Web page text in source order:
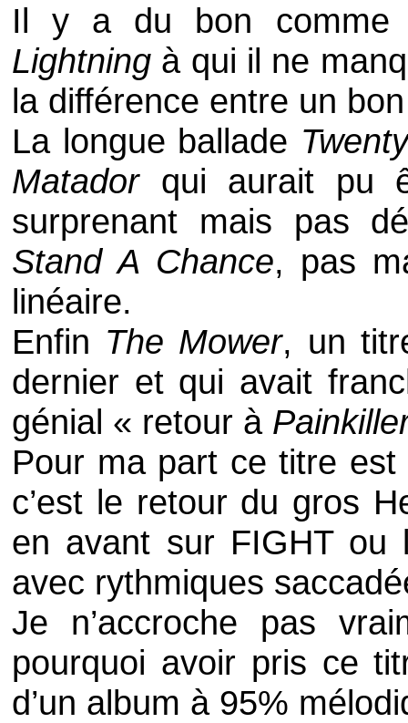
Il y a du bon
Lightning à qui il ne
la différence entre un
La longue ballade
Matadorqui aurait pu
surprenant mais pas
Stand A Chance, pas
linéaire.
Enfin The Mower, un
dernier et qui avait
génial « retour à
Pour ma part ce titre
c’est le retour du gros
en avant sur FIGHTou
avec rythmiques
Je n’accroche pas
pourquoi avoir pris ce
d’un album à 95%